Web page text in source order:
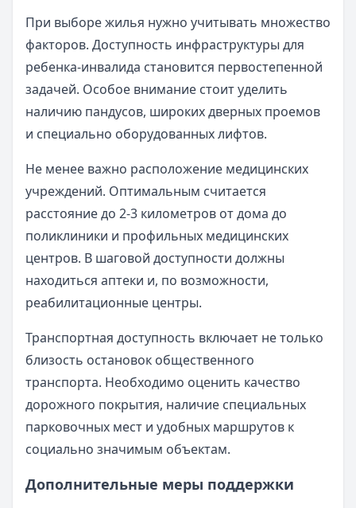
При выборе жилья нужно учитывать множество
факторов. Доступность инфраструктуры для
ребенка-инвалида становится первостепенной
задачей. Особое внимание стоит уделить
наличию пандусов, широких дверных проемов
и специально оборудованных лифтов.
Не менее важно расположение медицинских
учреждений. Оптимальным считается
расстояние до 2-3 километров от дома до
поликлиники и профильных медицинских
центров. В шаговой доступности должны
находиться аптеки и, по возможности,
реабилитационные центры.
Транспортная доступность включает не только
близость остановок общественного
транспорта. Необходимо оценить качество
дорожного покрытия, наличие специальных
парковочных мест и удобных маршрутов к
социально значимым объектам.
Дополнительные меры поддержки